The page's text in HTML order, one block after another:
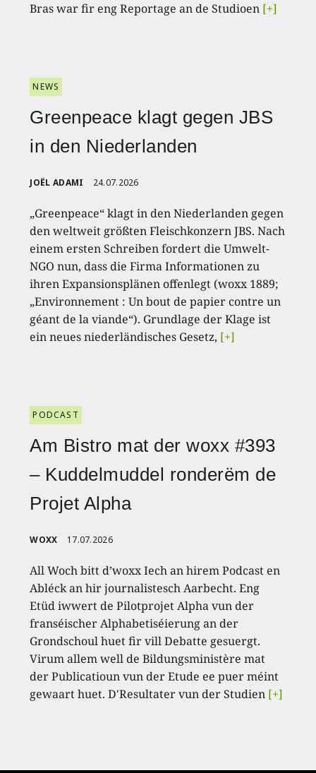
Bras war fir eng Reportage an de Studioen [+]
NEWS
Greenpeace klagt gegen JBS
in den Niederlanden
JOËL ADAMI 24.07.2026
„Greenpeace“ klagt in den Niederlanden gegen
den weltweit größten Fleischkonzern JBS. Nach
einem ersten Schreiben fordert die Umwelt-
NGO nun, dass die Firma Informationen zu
ihren Expansionsplänen offenlegt (woxx 1889;
„Environnement : Un bout de papier contre un
géant de la viande“). Grundlage der Klage ist
ein neues niederländisches Gesetz, [+]
PODCAST
Am Bistro mat der woxx #393
– Kuddelmuddel ronderëm de
Projet Alpha
WOXX 17.07.2026
All Woch bitt d’woxx Iech an hirem Podcast en
Abléck an hir journalistesch Aarbecht. Eng
Etüd iwwert de Pilotprojet Alpha vun der
franséischer Alphabetiséierung an der
Grondschoul huet fir vill Debatte gesuergt.
Virum allem well de Bildungsministère mat
der Publicatioun vun der Etude ee puer méint
gewaart huet. D'Resultater vun der Studien [+]